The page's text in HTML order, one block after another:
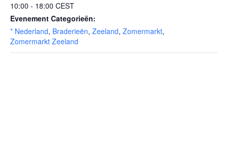
10:00 - 18:00 CEST
Evenement Categorieën:
* Nederland, Braderieën, Zeeland, Zomermarkt,
Zomermarkt Zeeland